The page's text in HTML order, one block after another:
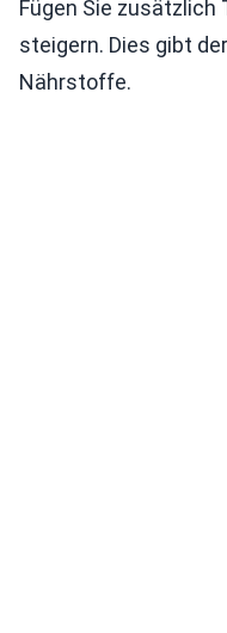
Fügen Sie zusätzlich
steigern. Dies gibt
Nährstoffe.